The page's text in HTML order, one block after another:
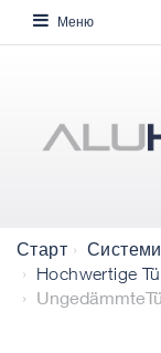
Меню
Старт Системи
Hochwertige